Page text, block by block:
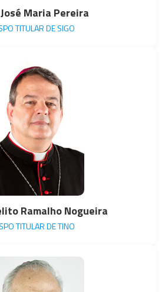
Maria Pereira
TITULAR DE SIGO
Ramalho Nogueira
TITULAR DE TINO